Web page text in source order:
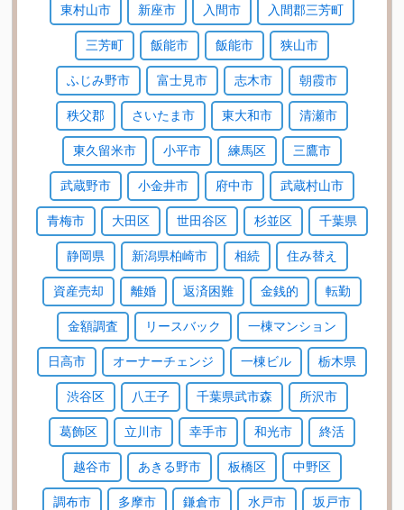
東村山市 新座市 入間市 入間郡三芳町
三芳町 飯能市 飯能市 狭山市
ふじみ野市 富士見市 志木市 朝霞市
秩父郡 さいたま市 東大和市 清瀬市
東久留米市 小平市 練馬区 三鷹市
武蔵野市 小金井市 府中市 武蔵村山市
青梅市 大田区 世田谷区 杉並区 千葉県
静岡県 新潟県柏崎市 相続 住み替え
資産売却 離婚 返済困難 金銭的 転勤
金額調査 リースバック 一棟マンション
日高市 オーナーチェンジ 一棟ビル 栃木県
渋谷区 八王子 千葉県武市森 所沢市
葛飾区 立川市 幸手市 和光市 終活
越谷市 あきる野市 板橋区 中野区
調布市 多摩市 鎌倉市 水戸市 坂戸市